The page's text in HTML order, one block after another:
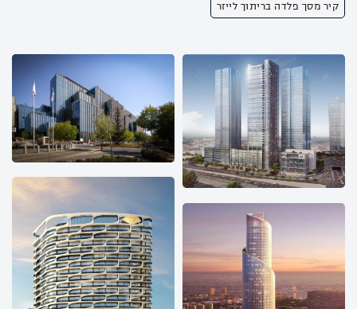
קיר מסך פלדה בריתוך לייזר